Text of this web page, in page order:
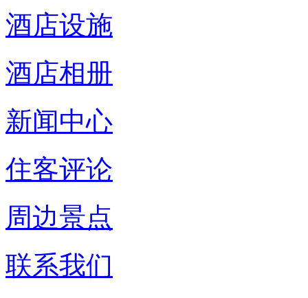
酒店设施
酒店相册
新闻中心
住客评论
周边景点
联系我们